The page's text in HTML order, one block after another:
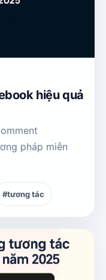
hiệu quả
pháp miễn
#tương tác